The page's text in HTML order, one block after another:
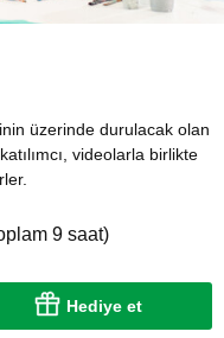
üzerinde durulacak olan
videolarla birlikte
9 saat)
Hediye et